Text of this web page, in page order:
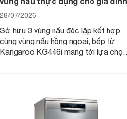
28/07/2026
Sở hữu 3 vùng nấu độc lập kết hợp
cùng vùng nấu hồng ngoại, bếp từ
Kangaroo KG446i mang tới lựa chọn
nhiều cửa hàng, đại lý.